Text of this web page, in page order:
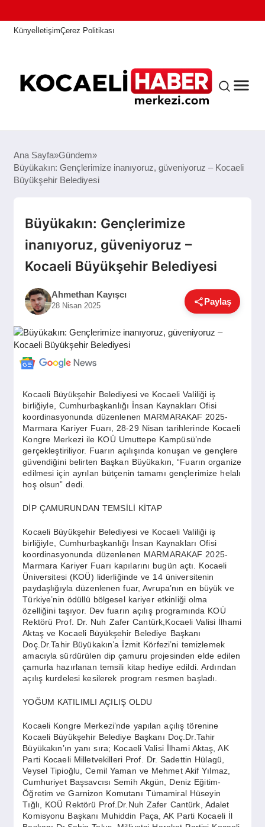
KünyeİletişimÇerez Politikası
ANASAYFA
EĞITIM
EKONOMI
DÜNYA
SAĞLIK
SPOR
YAŞAM
Ana Sayfa Gündem
Büyükakın: Gençlerimize inanıyoruz, güveniyoruz – Kocaeli
Büyükşehir Belediyesi
Büyükakın: Gençlerimize
inanıyoruz, güveniyoruz –
Kocaeli Büyükşehir Belediyesi
Ahmethan Kayışcı
28 Nisan 2025 Paylaş
Kocaeli Büyükşehir Belediyesi ve Kocaeli Valiliği iş
birliğiyle, Cumhurbaşkanlığı İnsan Kaynakları Ofisi
koordinasyonunda düzenlenen MARMARAKAF 2025-
Marmara Kariyer Fuarı, 28-29 Nisan tarihlerinde Kocaeli
Kongre Merkezi ile KOÜ Umuttepe Kampüsü’nde
gerçekleştiriliyor. Fuarın açılışında konuşan ve gençlere
güvendiğini belirten Başkan Büyükakın, “Fuarın organize
edilmesi için ayrılan bütçenin tamamı gençlerimize helalı
hoş olsun” dedi.
DİP ÇAMURUNDAN TEMSİLİ KİTAP
Kocaeli Büyükşehir Belediyesi ve Kocaeli Valiliği iş
birliğiyle, Cumhurbaşkanlığı İnsan Kaynakları Ofisi
koordinasyonunda düzenlenen MARMARAKAF 2025-
Marmara Kariyer Fuarı kapılarını bugün açtı. Kocaeli
Üniversitesi (KOÜ) liderliğinde ve 14 üniversitenin
paydaşlığıyla düzenlenen fuar, Avrupa’nın en büyük ve
Türkiye’nin ödüllü bölgesel kariyer etkinliği olma
özelliğini taşıyor. Dev fuarın açılış programında KOÜ
Rektörü Prof. Dr. Nuh Zafer Cantürk,Kocaeli Valisi İlhami
Aktaş ve Kocaeli Büyükşehir Belediye Başkanı
Doç.Dr.Tahir Büyükakın’a İzmit Körfezi’ni temizlemek
amacıyla sürdürülen dip çamuru projesinden elde edilen
çamurla hazırlanan temsili kitap hediye edildi. Ardından
açılış kurdelesi kesilerek program resmen başladı.
YOĞUM KATILIMLI AÇILIŞ OLDU
Kocaeli Kongre Merkezi’nde yapılan açılış törenine
Kocaeli Büyükşehir Belediye Başkanı Doç.Dr.Tahir
Büyükakın’ın yanı sıra; Kocaeli Valisi İlhami Aktaş, AK
Parti Kocaeli Milletvekilleri Prof. Dr. Sadettin Hülagü,
Veysel Tipioğlu, Cemil Yaman ve Mehmet Akif Yılmaz,
Cumhuriyet Başsavcısı Semih Akgün, Deniz Eğitim-
Öğretim ve Garnizon Komutanı Tümamiral Hüseyin
Tığlı, KOÜ Rektörü Prof.Dr.Nuh Zafer Cantürk, Adalet
Komisyonu Başkanı Muhiddin Paça, AK Parti Kocaeli İl